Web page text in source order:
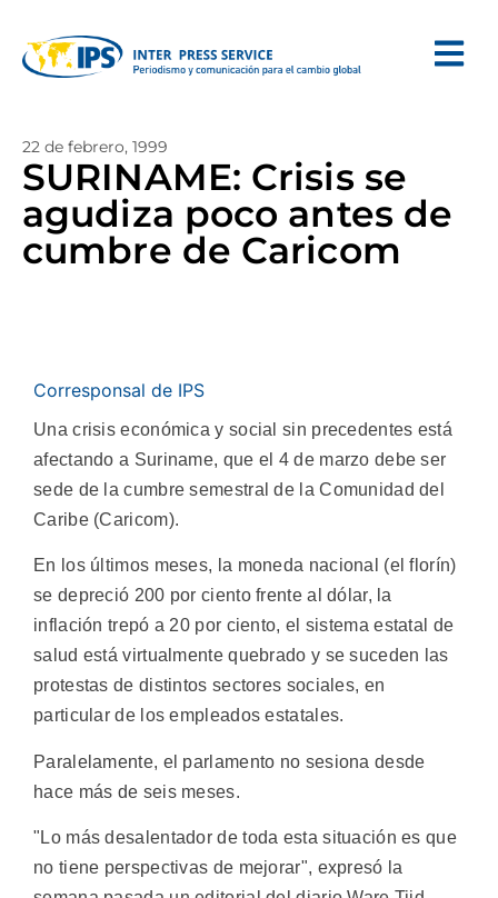
22 de febrero, 1999
SURINAME: Crisis se
agudiza poco antes de
cumbre de Caricom
Corresponsal de IPS
Una crisis económica y social sin precedentes está
afectando a Suriname, que el 4 de marzo debe ser
sede de la cumbre semestral de la Comunidad del
Caribe (Caricom).
En los últimos meses, la moneda nacional (el florín)
se depreció 200 por ciento frente al dólar, la
inflación trepó a 20 por ciento, el sistema estatal de
salud está virtualmente quebrado y se suceden las
protestas de distintos sectores sociales, en
particular de los empleados estatales.
Paralelamente, el parlamento no sesiona desde
hace más de seis meses.
"Lo más desalentador de toda esta situación es que
no tiene perspectivas de mejorar", expresó la